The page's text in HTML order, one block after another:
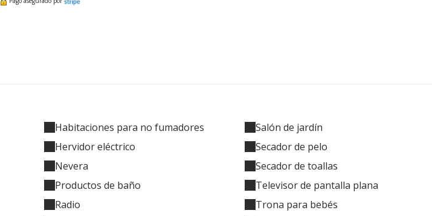
Habitaciones para no fumadores
Hervidor eléctrico
Nevera
Productos de baño
Radio
Salón de jardín
Secador de pelo
Secador de toallas
Televisor de pantalla plana
Trona para bebés